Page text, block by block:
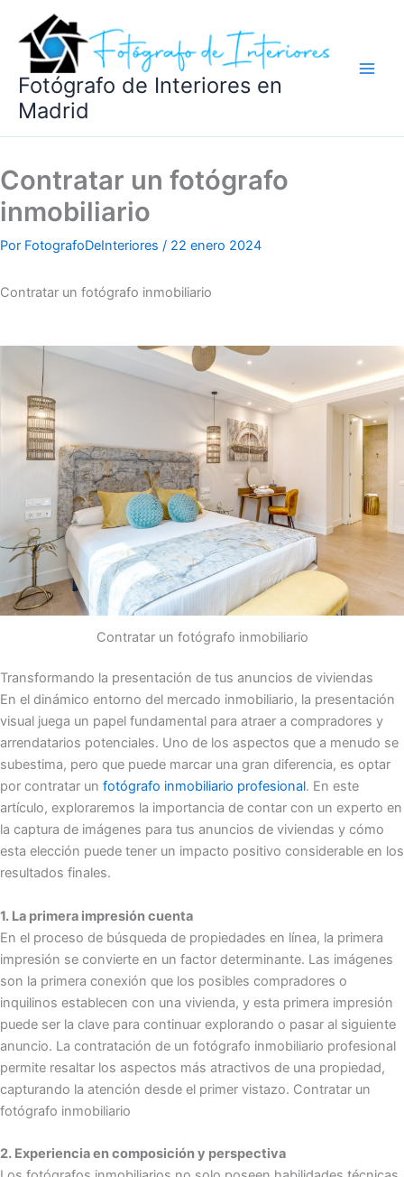
contenido
Fotógrafo de Interiores en
Madrid
Contratar un fotógrafo
inmobiliario
Por FotografoDeInteriores / 22 enero 2024
Contratar un fotógrafo inmobiliario
Contratar un fotógrafo inmobiliario
Transformando la presentación de tus anuncios de viviendas
En el dinámico entorno del mercado inmobiliario, la presentación
visual juega un papel fundamental para atraer a compradores y
arrendatarios potenciales. Uno de los aspectos que a menudo se
subestima, pero que puede marcar una gran diferencia, es optar
por contratar un fotógrafo inmobiliario profesional. En este
artículo, exploraremos la importancia de contar con un experto en
la captura de imágenes para tus anuncios de viviendas y cómo
esta elección puede tener un impacto positivo considerable en los
resultados finales.
1. La primera impresión cuenta
En el proceso de búsqueda de propiedades en línea, la primera
impresión se convierte en un factor determinante. Las imágenes
son la primera conexión que los posibles compradores o
inquilinos establecen con una vivienda, y esta primera impresión
puede ser la clave para continuar explorando o pasar al siguiente
anuncio. La contratación de un fotógrafo inmobiliario profesional
permite resaltar los aspectos más atractivos de una propiedad,
capturando la atención desde el primer vistazo. Contratar un
fotógrafo inmobiliario
2. Experiencia en composición y perspectiva